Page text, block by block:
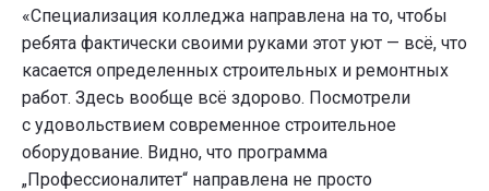
«Специализация колледжа направлена на то, чтобы
ребята фактически своими руками этот уют — всё, что
касается определенных строительных и ремонтных
работ. Здесь вообще всё здорово. Посмотрели
с удовольствием современное строительное
оборудование. Видно, что программа
„Профессионалитет“ направлена не просто